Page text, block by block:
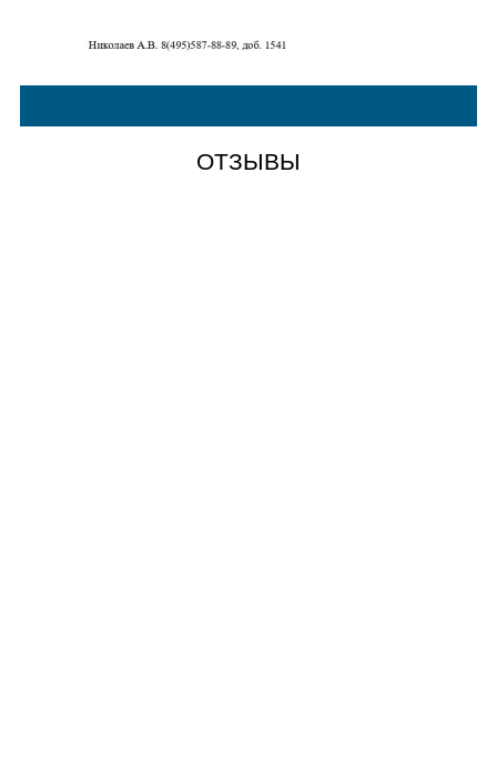
ОТЗЫВЫ